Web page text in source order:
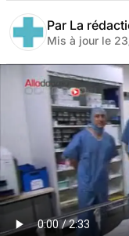
Par La
Mis à jour le